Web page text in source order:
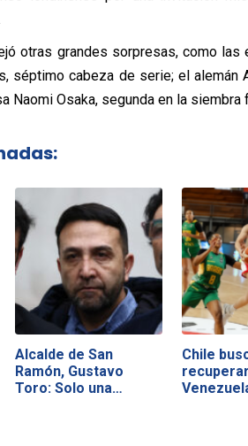
otras grandes sorpresas, como
séptimo cabeza de serie; el alemán
Naomi Osaka, segunda en la siembra
Alcalde de San
Ramón, Gustavo
Toro: Solo una…
Chile